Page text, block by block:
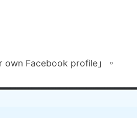
Facebook profile」。